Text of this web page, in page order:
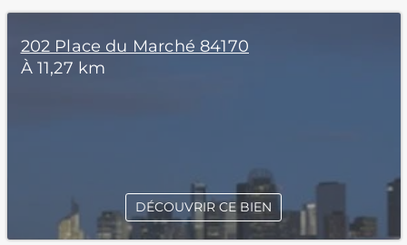
202 Place du Marché 84170
À 11,27 km
DÉCOUVRIR CE BIEN